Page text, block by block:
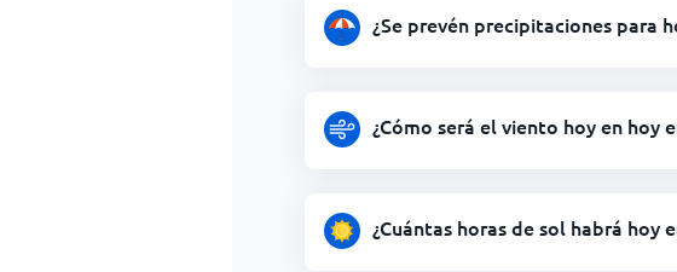
¿Se prevén precipitaciones para
¿Cómo será el viento hoy en hoy
¿Cuántas horas de sol habrá hoy